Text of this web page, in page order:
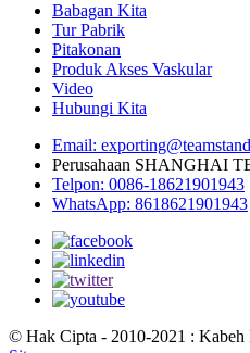
Babagan Kita
Tur Pabrik
Pitakonan
Produk Akses Vaskular
Video
Hubungi Kita
Email:
Perusahaan SHANGHAI
Telpon: 0086-18621901943
WhatsApp: 8618621901943
© Hak Cipta - 2010-2021 :